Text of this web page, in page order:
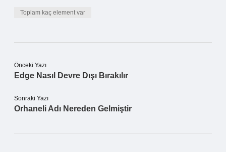
Toplam kaç element var
Önceki Yazı
Edge Nasıl Devre Dışı Bırakılır
Sonraki Yazı
Orhaneli Adı Nereden Gelmiştir